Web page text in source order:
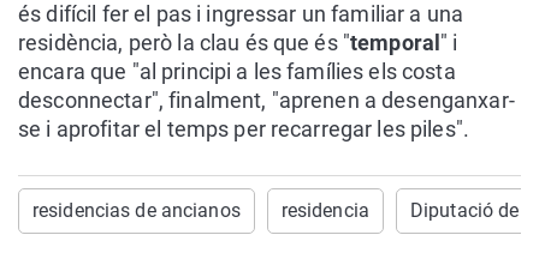
és difícil fer el pas i ingressar un familiar a una
residència, però la clau és que és "temporal " i
encara que "al principi a les famílies els costa
desconnectar", finalment, "aprenen a desenganxar-
se i aprofitar el temps per recarregar les piles".
residencias de ancianos residencia Diputació de